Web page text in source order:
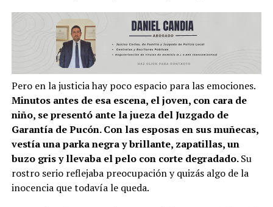
Pero en la justicia hay poco espacio para las emociones.
Minutos antes de esa escena, el joven, con cara de
niño, se presentó ante la jueza del Juzgado de
Garantía de Pucón. Con las esposas en sus muñecas,
vestía una parka negra y brillante, zapatillas, un
buzo gris y llevaba el pelo con corte degradado.Su
rostro serio reflejaba preocupación y quizás algo de la
inocencia que todavía le queda.